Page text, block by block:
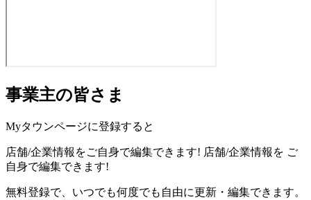
事業主の皆さま
Myタウンページに登録すると
店舗/企業情報をご自身で編集できます! 店舗/企業情報を ご
自身で編集できます!
無料登録で、いつでも何度でも自由に更新・編集できます。